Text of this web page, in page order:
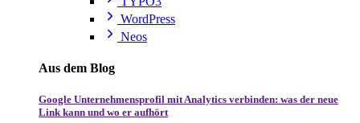
WordPress
Neos
Aus dem Blog
Google Unternehmensprofil mit Analytics verbinden: was der neue
Link kann und wo er aufhört